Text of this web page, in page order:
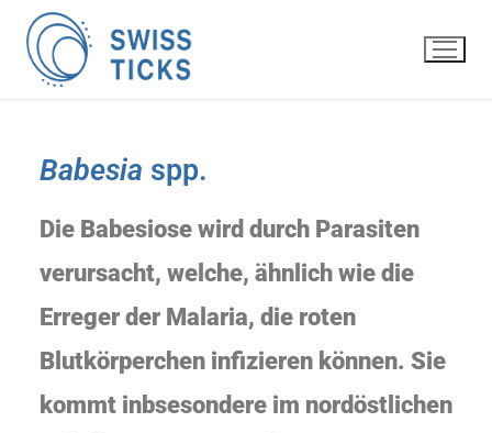
Babesia spp.
Die Babesiose wird durch Parasiten
verursacht, welche, ähnlich wie die
Erreger der Malaria, die roten
Blutkörperchen infizieren können. Sie
kommt inbsesondere im nordöstlichen